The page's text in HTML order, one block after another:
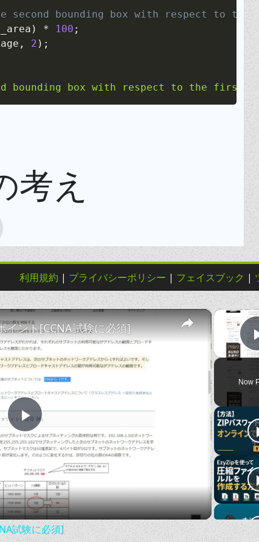
second bounding box with respect to
) * 100 ;
, 2 ) ;
bounding box with respect to the first
考え
利用規約 | プライバシーポリシー | フェイスブック |
Now
×
Play
Video
イント[CCNA試験に必須]
試験に必須]